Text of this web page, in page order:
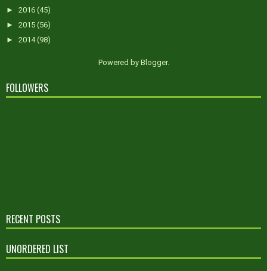
► 2016 (45)
► 2015 (56)
► 2014(98)
Powered by Blogger.
FOLLOWERS
RECENT POSTS
UNORDERED LIST